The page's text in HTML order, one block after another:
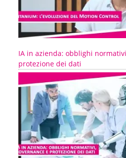
IA in azienda: obblighi
protezione dei dati